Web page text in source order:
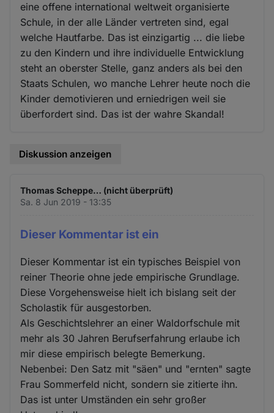
eine offene international weltweit organisierte
Schule, in der alle Länder vertreten sind, egal
welche Hautfarbe. Das ist einzigartig ... die liebe
zu den Kindern und ihre individuelle Entwicklung
steht an oberster Stelle, ganz anders als bei den
Staats Schulen, wo manche Lehrer heute noch die
Kinder demotivieren und erniedrigen weil sie
überfordert sind. Das ist der wahre Skandal!
Diskussion anzeigen
Thomas Scheppe… (nicht überprüft)
Sa. 8 Jun 2019 - 13:35
Dieser Kommentar ist ein
Dieser Kommentar ist ein typisches Beispiel von
reiner Theorie ohne jede empirische Grundlage.
Diese Vorgehensweise hielt ich bislang seit der
Scholastik für ausgestorben.
Als Geschichtslehrer an einer Waldorfschule mit
mehr als 30 Jahren Berufserfahrung erlaube ich
mir diese empirisch belegte Bemerkung.
Nebenbei: Den Satz mit "säen" und "ernten" sagte
Frau Sommerfeld nicht, sondern sie zitierte ihn.
Das ist unter Umständen ein sehr großer